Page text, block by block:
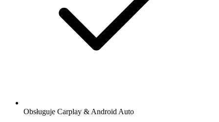
Obsługuje Carplay & Android Auto